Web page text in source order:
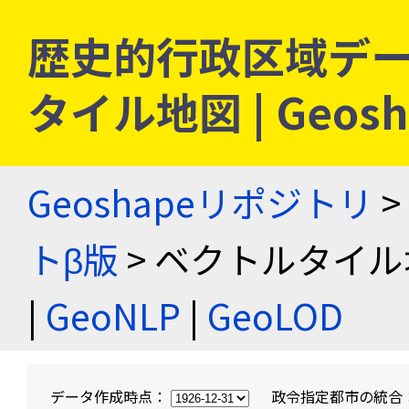
歴史的行政区域デ
タイル地図 |
Geoshapeリポジトリ >
トβ版 > ベクトルタイ
| GeoNLP | GeoLOD
データ作成時点： 政令指定都市の統